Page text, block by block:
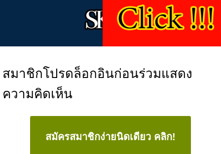
สมาชิกโปรดล็อกอินก่อนร่วมแสดง
ความคิดเห็น
สมัครสมาชิกง่ายนิดเดียว คลิก!